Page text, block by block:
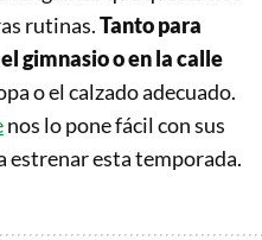
rutinas.Tanto para
gimnasio o en la calle
o el calzado adecuado.
nos lo pone fácil con sus
estrenar esta temporada.